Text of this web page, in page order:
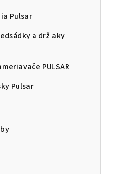
Pulsar
a držiaky
PULSAR
Pulsar